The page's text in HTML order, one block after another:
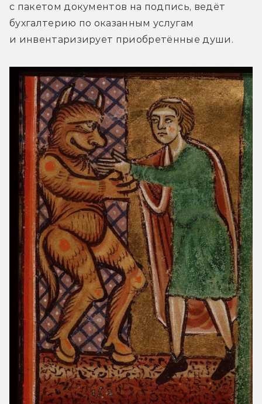
с пакетом документов на подпись, ведёт
бухгалтерию по оказанным услугам
и инвентаризирует приобретённые души.